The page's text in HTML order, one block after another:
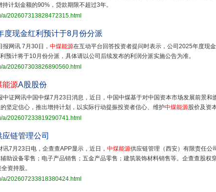
计划金额的90%，贷款期限不超过3年。
a/202607313828472315.html
度现金红利预计于8月份分派
报网讯 7月30日， 中煤能源在互动平台回答投资者提问时表示，公司2025年度现
预计将于10月份分派，具体请以公司后续发布的利润分派实施公告为准。
a/202607303826890560.html
能源A股股份
中证网讯中国中煤7月23日消息，近日，中国中煤基于对中国资本市场发展前景和
坚定信心，推出增持计划，以实际行动提振投资者信心、维护中煤能源股价及资
a/202607233819290741.html
链管理公司
讯7月23日电，企查查APP显示，近日， 中煤能源供应链管理（西安）有限责任公
助设备零售；电子产品销售；五金产品零售；建筑装饰材料销售等。企查查股权
资持股。
a/202607233818380424.html